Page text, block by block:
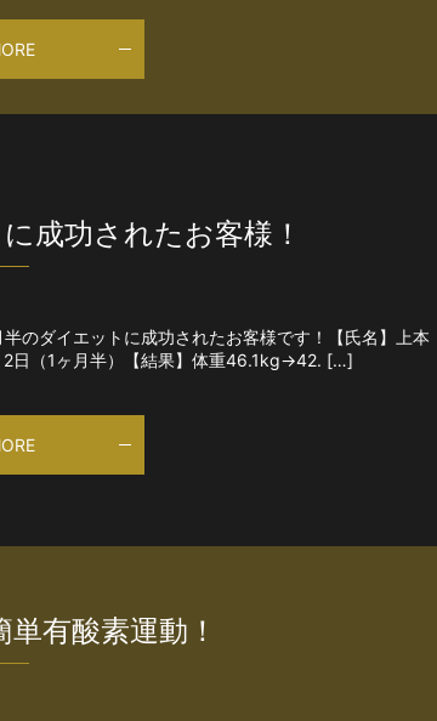
成功されたお客様！
のダイエットに成功されたお客様です！【氏名】上本
日（1ヶ月半）【結果】体重46.1kg→42. […]
有酸素運動！